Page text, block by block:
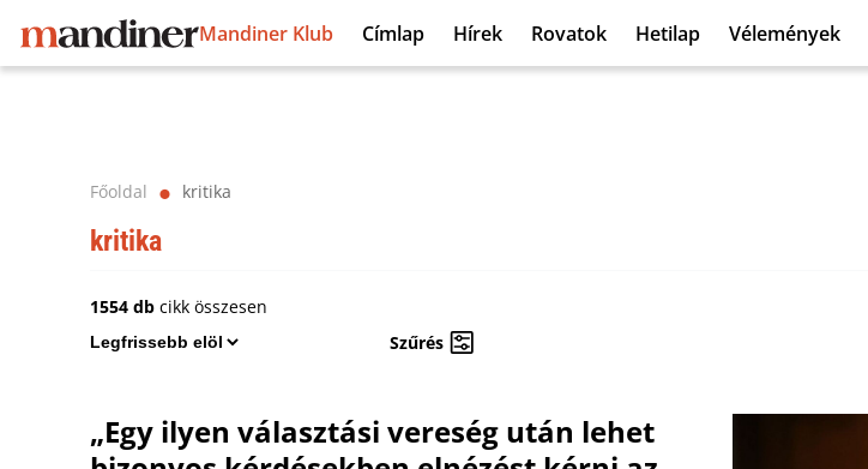
Mandiner Klub Címlap Hírek Rovatok Hetilap Vélemények
Főoldal ⬤ kritika
kritika
1554 db cikk összesen
Szűrés
„Egy ilyen választási vereség után lehet